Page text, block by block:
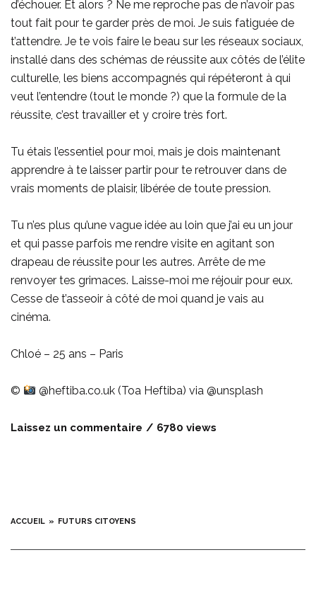
ACCUEIL FUTURS CITOYENS
d’échouer. Et alors ? Ne me reproche pas de n’avoir pas
tout fait pour te garder près de moi. Je suis fatiguée de
t’attendre. Je te vois faire le beau sur les réseaux sociaux,
installé dans des schémas de réussite aux côtés de l’élite
culturelle, les biens accompagnés qui répéteront à qui
veut l’entendre (tout le monde ?) que la formule de la
réussite, c’est travailler et y croire très fort.
Tu étais l’essentiel pour moi, mais je dois maintenant
apprendre à te laisser partir pour te retrouver dans de
vrais moments de plaisir, libérée de toute pression.
Tu n’es plus qu’une vague idée au loin que j’ai eu un jour
et qui passe parfois me rendre visite en agitant son
drapeau de réussite pour les autres. Arrête de me
renvoyer tes grimaces. Laisse-moi me réjouir pour eux.
Cesse de t’asseoir à côté de moi quand je vais au
cinéma.
Chloé – 25 ans – Paris
© @heftiba.co.uk (Toa Heftiba) via@unsplash
Laissez un commentaire 6780 views